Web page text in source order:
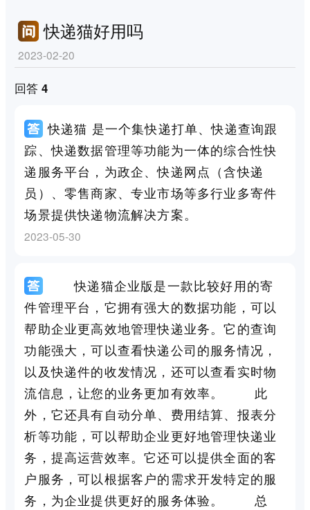
快递猫好用吗
2023-02-20
回答 4
快递猫 是一个集快递打单、快递查询跟
踪、快递数据管理等功能为一体的综合性快
递服务平台，为政企、快递网点（含快递
员）、零售商家、专业市场等多行业多寄件
场景提供快递物流解决方案。
2023-05-30
快递猫企业版是一款比较好用的寄
件管理平台，它拥有强大的数据功能，可以
帮助企业更高效地管理快递业务。它的查询
功能强大，可以查看快递公司的服务情况，
以及快递件的收发情况，还可以查看实时物
流信息，让您的业务更加有效率。 此
外，它还具有自动分单、费用结算、报表分
析等功能，可以帮助企业更好地管理快递业
务，提高运营效率。它还可以提供全面的客
户服务，可以根据客户的需求开发特定的服
务，为企业提供更好的服务体验。 总